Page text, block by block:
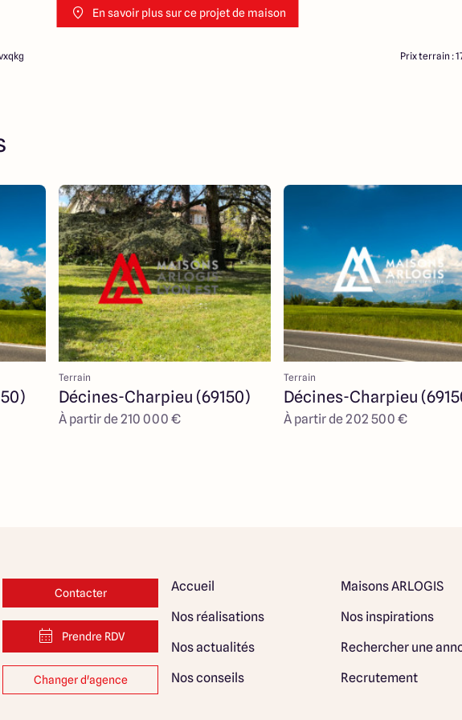
En savoir plus sur ce projet de maison
Prix terrain :
Terrain
Décines-Charpieu (69150)
À partir de 210 000 €
Terrain
Décines-Charpieu
À partir de 202 500 €
Contacter
Prendre RDV
Changer d'agence
Accueil
Maisons ARLOGIS
Nos réalisations
Nos inspirations
Nos actualités
Rechercher une
Nos conseils
Recrutement